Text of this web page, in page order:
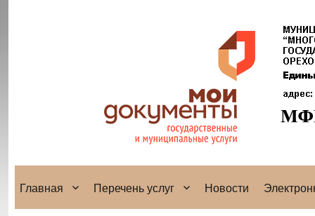
Главная Перечень услуг Новости